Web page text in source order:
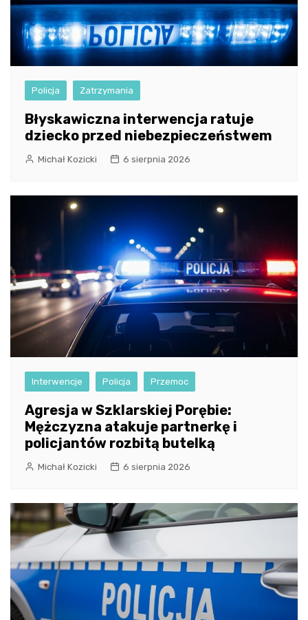
Policja Zatrzymania
Błyskawiczna interwencja ratuje
dziecko przed niebezpieczeństwem
Michał Kozicki 6 sierpnia 2026
Interwencje Policja Przemoc
Agresja w Szklarskiej Porębie:
Mężczyzna atakuje partnerkę i
policjantów rozbitą butelką
Michał Kozicki 6 sierpnia 2026